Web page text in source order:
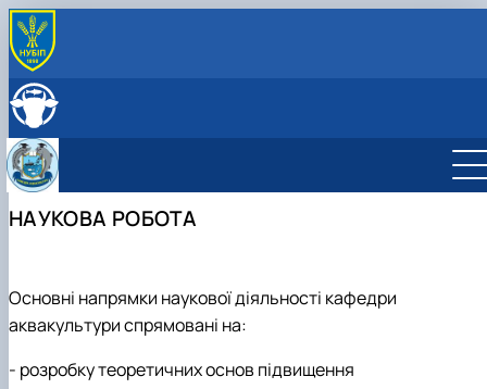
ПРО КАФЕДРУ
ОСВІТНЯ ДІЯЛЬНІСТЬ
Сертифікатні курси
Практика студентів
НАУКОВА ДІЯЛЬНІСТЬ
Дорадча діяльність
НАУКОВА РОБОТА
Основні напрямки наукової діяльності кафедри
аквакультури спрямовані на:
- розробку теоретичних основ підвищення